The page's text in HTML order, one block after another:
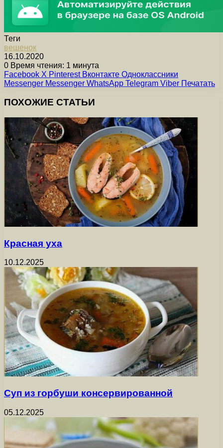
Теги
вешенок
16.10.2020
0 Время чтения: 1 минута
Facebook X Pinterest Вконтакте Одноклассники
Messenger Messenger WhatsApp Telegram Viber Печатать
ПОХОЖИЕ СТАТЬИ
Красная уха
10.12.2025
Суп из горбуши консервированной
05.12.2025